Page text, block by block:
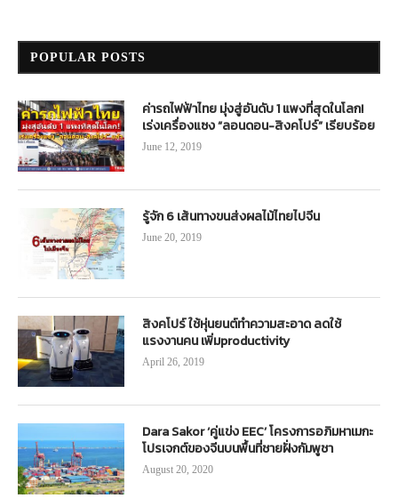
POPULAR POSTS
ค่ารถไฟฟ้าไทย มุ่งสู่อันดับ 1 แพงที่สุดในโลก!
เร่งเครื่องแซง “ลอนดอน-สิงคโปร์” เรียบร้อย
June 12, 2019
รู้จัก 6 เส้นทางขนส่งผลไม้ไทยไปจีน
June 20, 2019
สิงคโปร์ ใช้หุ่นยนต์ทำความสะอาด ลดใช้
แรงงานคน เพิ่มproductivity
April 26, 2019
Dara Sakor ‘คู่แข่ง EEC’ โครงการอภิมหาเมกะ
โปรเจกต์ของจีนบนพื้นที่ชายฝั่งกัมพูชา
August 20, 2020